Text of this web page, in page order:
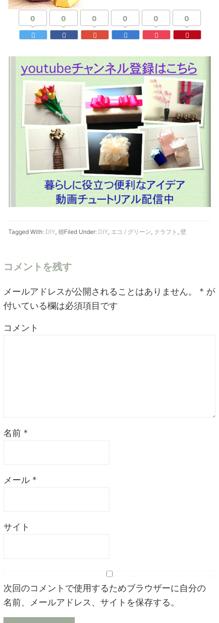
0 0 0 0 0 0
Filed Under: DIY, エコ / グリーン, クラフト , 壁
Tagged With: DIY, 棚
コメントを残す
メールアドレスが公開されることはありません。 * が
付いている欄は必須項目です
コメント
名前 *
メール *
サイト
次回のコメントで使用するためブラウザーに自分の
名前、メールアドレス、サイトを保存する。